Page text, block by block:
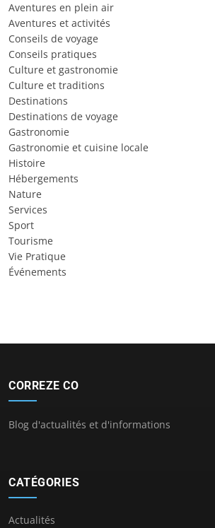
Aventures en plein air
Aventures et activités
Conseils de voyage
Conseils pratiques
Culture et gastronomie
Culture et traditions
Destinations
Destinations de voyage
Gastronomie
Gastronomie et cuisine locale
Histoire
Hébergements
Nature
Services
Sport
Tourisme
Vie Pratique
Événements
CORREZE CO
Blog d'actualités et d'informations
CATÉGORIES
Actualités